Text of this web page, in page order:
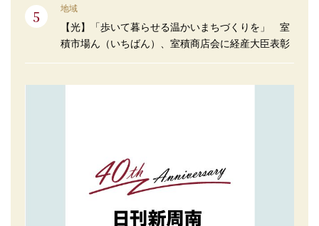
地域
【光】「歩いて暮らせる温かいまちづくりを」 室
積市場ん（いちばん）、室積商店会に経産大臣表彰